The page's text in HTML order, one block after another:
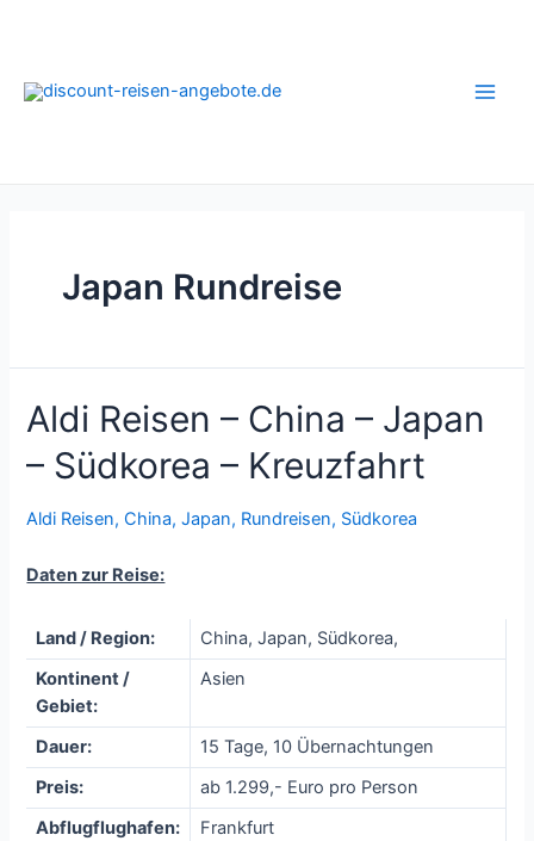
Japan Rundreise
Aldi Reisen – China – Japan
– Südkorea – Kreuzfahrt
Aldi Reisen,China,Japan, Rundreisen, Südkorea
Daten zur Reise:
Land / Region:
China, Japan, Südkorea,
Kontinent /
Gebiet:
Asien
Dauer:
15 Tage, 10 Übernachtungen
Preis:
ab 1.299,- Euro pro Person
Abflugflughafen:
Frankfurt